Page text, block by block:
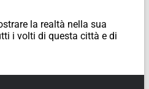
la realtà nella sua
i volti di questa città e di